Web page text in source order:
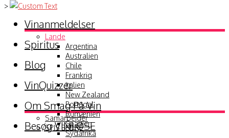
>
Vinanmeldelser
Lande
Argentina
Australien
Chile
Frankrig
Italien
New Zealand
Portugal
Rumænien
Spanien
Sydafrika
Spiritus
Blog
VinQuizzer
Om Smag På Vin
Samarbejder
SPIS BEDRE
Besøg VINLØSE